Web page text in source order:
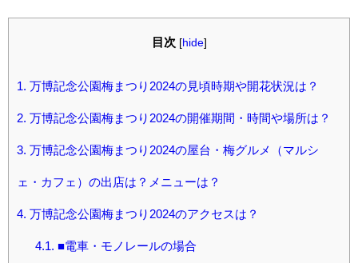
目次 [hide]
1. 万博記念公園梅まつり2024の見頃時期や開花状況は？
2. 万博記念公園梅まつり2024の開催期間・時間や場所は？
3. 万博記念公園梅まつり2024の屋台・梅グルメ（マルシ
ェ・カフェ）の出店は？メニューは？
4. 万博記念公園梅まつり2024のアクセスは？
4.1. ■電車・モノレールの場合